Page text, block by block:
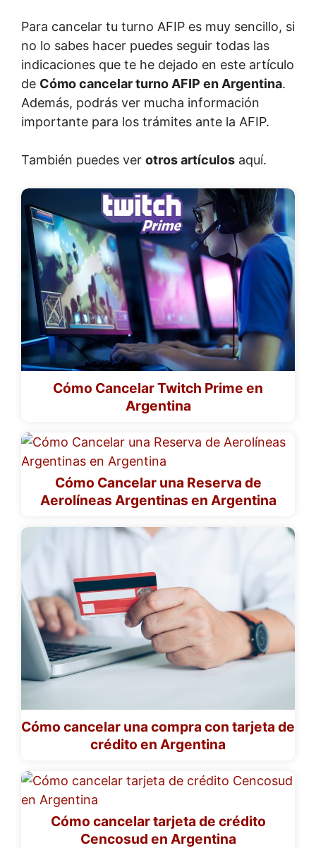
Para cancelar tu turno AFIP es muy sencillo, si
no lo sabes hacer puedes seguir todas las
indicaciones que te he dejado en este artículo
de Cómo cancelar turno AFIP en Argentina.
Además, podrás ver mucha información
importante para los trámites ante la AFIP.
También puedes ver otros artículos aquí.
Cómo Cancelar Twitch Prime en
Argentina
Cómo Cancelar una Reserva de
Aerolíneas Argentinas en Argentina
Cómo cancelar una compra con tarjeta de
crédito en Argentina
Cómo cancelar tarjeta de crédito
Cencosud en Argentina